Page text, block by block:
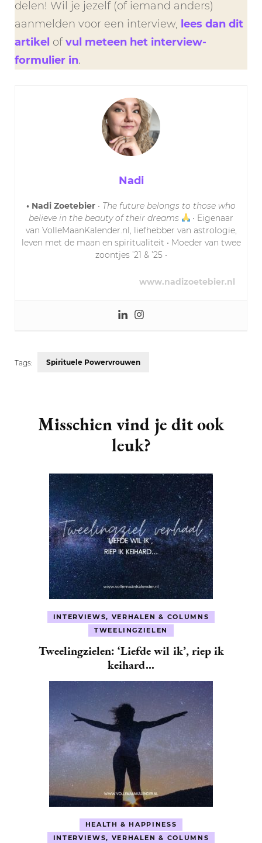
delen! Wil je jezelf (of iemand anders)
aanmelden voor een interview, lees dan dit
artikel ofvul meteen het interview-
formulier in.
Nadi
• Nadi Zoetebier • The future belongs to those who
believe in the beauty of their dreams
• Eigenaar
van VolleMaanKalender.nl, liefhebber van astrologie,
leven met de maan en spiritualiteit • Moeder van twee
zoontjes ’21 & ’25 •
www.nadizoetebier.nl
Tags: Spirituele Powervrouwen
Navigation
Misschien vind je dit ook
leuk?
INTERVIEWS, VERHALEN & COLUMNS
TWEELINGZIELEN
Tweelingzielen: ‘Liefde wil ik’, riep ik
keihard…
HEALTH & HAPPINESS
INTERVIEWS, VERHALEN & COLUMNS